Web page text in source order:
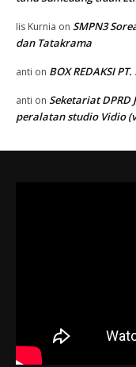
Iis Kurnia on SMPN3
dan Tatakrama
anti on BOX REDAKSI
anti on Seketariat
peralatan studio Vidio